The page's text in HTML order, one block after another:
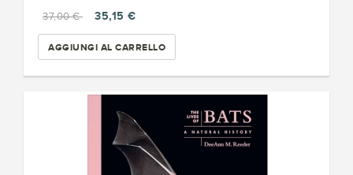
37,00 €
35,15 €
AGGIUNGI AL CARRELLO